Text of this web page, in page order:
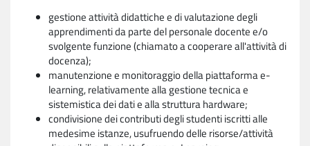
gestione attività didattiche e di valutazione degli
apprendimenti da parte del personale docente e/o
svolgente funzione (chiamato a cooperare all'attività di
docenza);
manutenzione e monitoraggio della piattaforma e-
learning, relativamente alla gestione tecnica e
sistemistica dei dati e alla struttura hardware;
condivisione dei contributi degli studenti iscritti alle
medesime istanze, usufruendo delle risorse/attività